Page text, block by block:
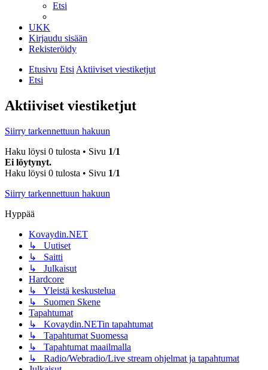
Etsi
UKK
Kirjaudu sisään
Rekisteröidy
Etusivu EtsiAktiiviset viestiketjut
Etsi
Aktiiviset viestiketjut
Siirry tarkennettuun hakuun
Haku löysi 0 tulosta • Sivu 1/1
Ei löytynyt.
Haku löysi 0 tulosta • Sivu 1/1
Siirry tarkennettuun hakuun
Hyppää
Kovaydin.NET
↳ Uutiset
↳ Saitti
↳ Julkaisut
Hardcore
↳ Yleistä keskustelua
↳ Suomen Skene
Tapahtumat
↳ Kovaydin.NETin tapahtumat
↳ Tapahtumat Suomessa
↳ Tapahtumat maailmalla
↳ Radio/Webradio/Live stream ohjelmat ja tapahtumat